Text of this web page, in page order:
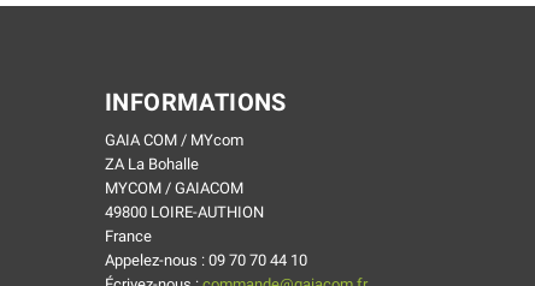
INFORMATIONS
GAIA COM / MYcom
ZA La Bohalle
MYCOM / GAIACOM
49800 LOIRE-AUTHION
France
Appelez-nous : 09 70 70 44 10